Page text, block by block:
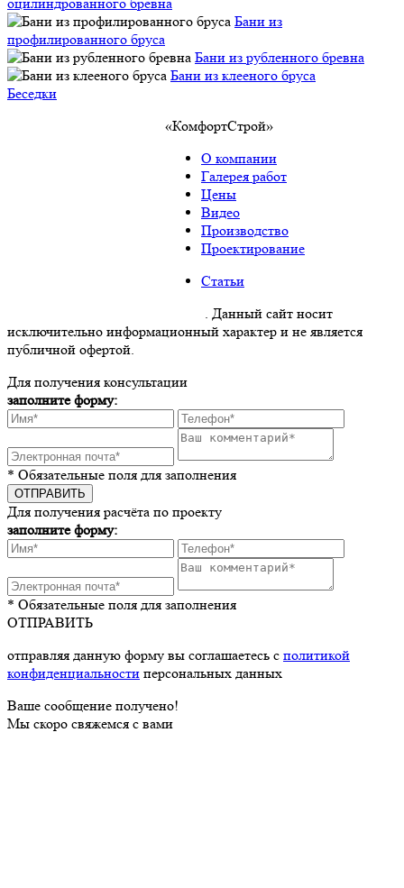
Бани из
профилированного бруса
Бани из рубленного бревна
Бани из клееного бруса
Беседки
«КомфортСтрой»
О компании
Галерея работ
Цены
Видео
Производство
Проектирование
Статьи
. Данный сайт носит
исключительно информационный характер и не является
публичной офертой.
Для получения консультации
заполните форму:
* Обязательные поля для заполнения
Для получения расчёта по проекту
заполните форму:
* Обязательные поля для заполнения
ОТПРАВИТЬ
отправляя данную форму вы соглашаетесь с политикой
конфиденциальности персональных данных
Ваше сообщение получено!
Мы скоро свяжемся с вами